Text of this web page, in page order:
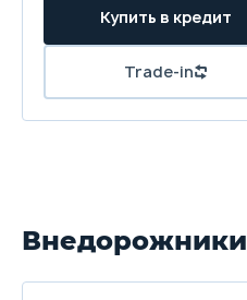
Купить в кредит
Trade-in
Внедорожники